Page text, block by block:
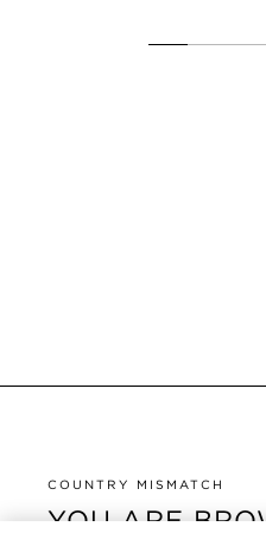
COUNTRY MISMATCH
YOU ARE